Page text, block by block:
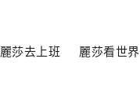
麗莎去上班 麗莎看世界